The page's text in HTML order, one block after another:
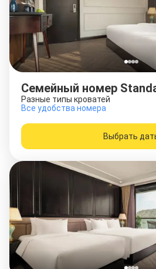
Семейный номер
Разные типы кроватей
Все удобства номера
Выбрать